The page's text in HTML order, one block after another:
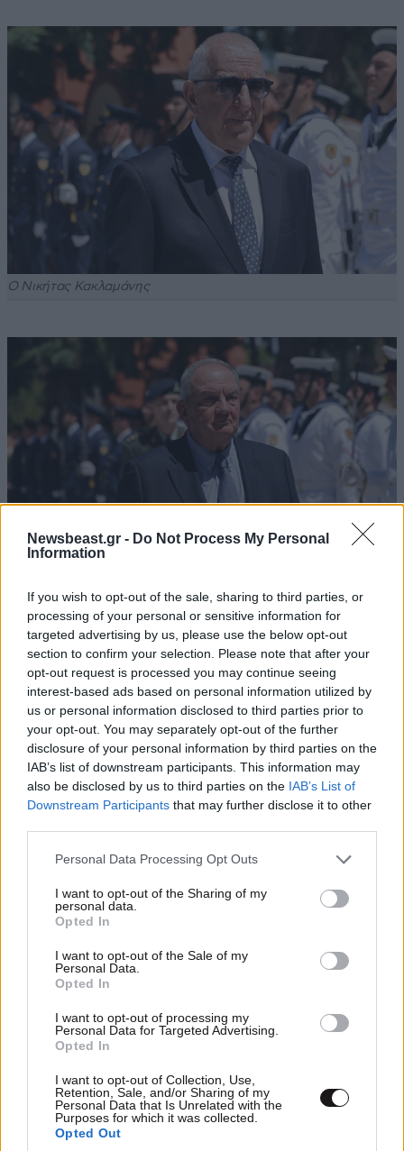
Newsbeast.gr - Do Not Process My Personal
Information
If you wish to opt-out of the sale, sharing to third parties, or
processing of your personal or sensitive information for
targeted advertising by us, please use the below opt-out
section to confirm your selection. Please note that after your
opt-out request is processed you may continue seeing
interest-based ads based on personal information utilized by
us or personal information disclosed to third parties prior to
your opt-out. You may separately opt-out of the further
disclosure of your personal information by third parties on the
IAB’s list of downstream participants. This information may
also be disclosed by us to third parties on the IAB’s List of
Downstream Participants that may further disclose it to other
Please note that this website/app uses one or more Google
not limited to your visit or usage behaviour. You may click to
grant or deny consent to Google and its third-party tags to
use your data for below specified purposes in below Google
consent section.
Personal Data Processing Opt Outs
I want to opt-out of the Sharing of my
personal data.
Opted In
I want to opt-out of the Sale of my
Personal Data.
Opted In
I want to opt-out of processing my
Personal Data for Targeted Advertising.
Opted In
I want to opt-out of Collection, Use,
Retention, Sale, and/or Sharing of my
Personal Data that Is Unrelated with the
Purposes for which it was collected.
Opted Out
Ο Νικήτας Κακλαμάνης
Ο Κώστας Καραμανλής
Ο Κώστας Σκρέκας